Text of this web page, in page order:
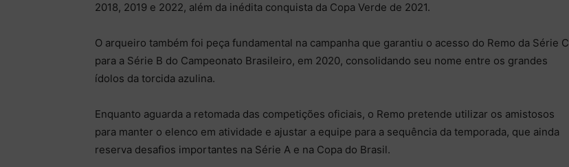
2018, 2019 e 2022, além da inédita conquista da Copa Verde de 2021.
O arqueiro também foi peça fundamental na campanha que garantiu o acesso do Remo da Série C
para a Série B do Campeonato Brasileiro, em 2020, consolidando seu nome entre os grandes
ídolos da torcida azulina.
Enquanto aguarda a retomada das competições oficiais, o Remo pretende utilizar os amistosos
para manter o elenco em atividade e ajustar a equipe para a sequência da temporada, que ainda
reserva desafios importantes na Série A e na Copa do Brasil.